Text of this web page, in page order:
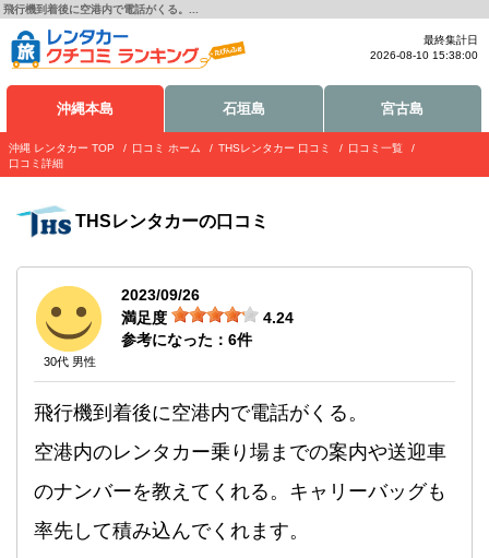
飛行機到着後に空港内で電話がくる。...
最終集計日
2026-08-10 15:38:00
沖縄本島 石垣島 宮古島
沖縄 レンタカー TOP 口コミ ホーム THSレンタカー 口コミ
口コミ一覧
口コミ詳細
THSレンタカーの口コミ
30代 男性
2023/09/26
満足度
4.24
参考になった： 6件
飛行機到着後に空港内で電話がくる。
空港内のレンタカー乗り場までの案内や送迎車
のナンバーを教えてくれる。キャリーバッグも
率先して積み込んでくれます。